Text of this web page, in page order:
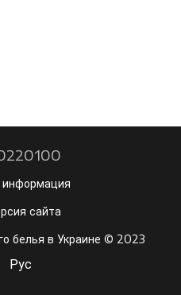
информация
сайта
белья в Украине © 2023
Рус